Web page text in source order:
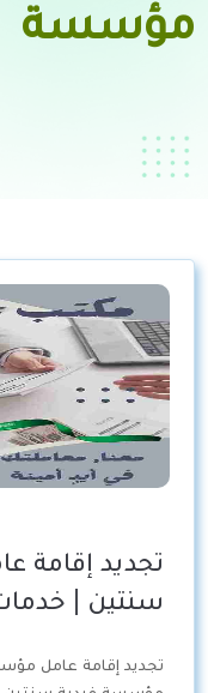
مؤسسة
تجديد إقامة
سنتين |
تجديد إقامة عامل